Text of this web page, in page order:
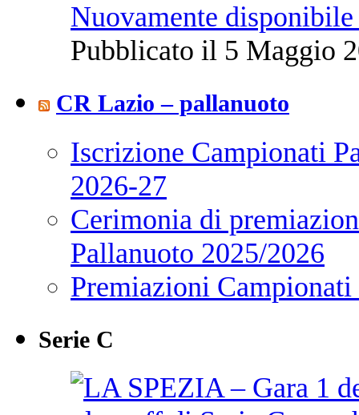
Nuovamente
Pubblicato il 5 Maggio
CR Lazio – pallanuoto
Iscrizione Campionati
2026-27
Cerimonia di
Pallanuoto 2025/2026
Premiazioni
Serie C